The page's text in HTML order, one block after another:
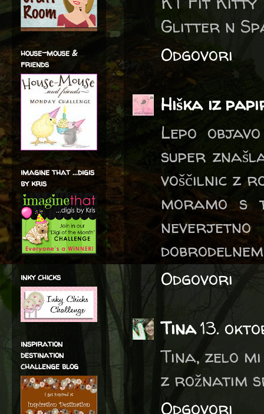
Glitter n
Odgovori
Hiška iz
Lepo
super
voščilnic z
moramo s
neverjetno
Odgovori
Tina13.
Tina, zelo
z rožnatim
Odgovori
house-mouse &
friends
imagine that ...digis
by kris
inky chicks
inspiration
destination
challenge blog